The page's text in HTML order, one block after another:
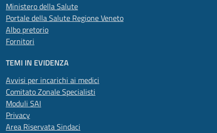
Ministero della Salute
Portale della Salute Regione Veneto
Albo pretorio
Fornitori
TEMI IN EVIDENZA
Avvisi per incarichi ai medici
Comitato Zonale Specialisti
Moduli SAI
Privacy
Area Riservata Sindaci